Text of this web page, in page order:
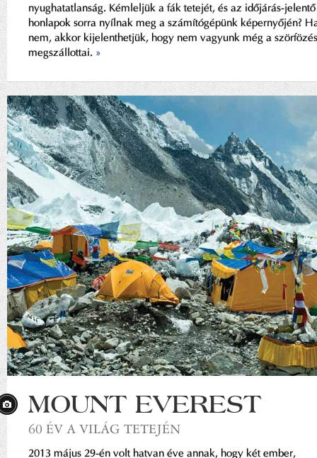
nyughatatlanság. Kémleljük a fák tetejét, és az időjárás-jelentő
honlapok sorra nyílnak meg a számítógépünk képernyőjén?
nem, akkor kijelenthetjük, hogy nem vagyunk még a szörfözés
megszállottai. »
MOUNT EVEREST
60 ÉV A VILÁG TETEJÉN
2013 május 29-én volt hatvan éve annak, hogy két ember,